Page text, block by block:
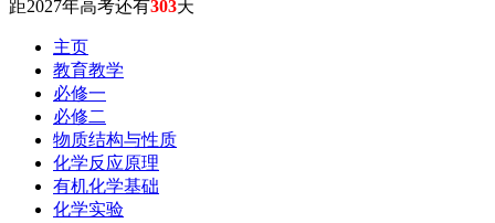
距2027年高考还有303天
主页
教育教学
必修一
必修二
物质结构与性质
化学反应原理
有机化学基础
化学实验